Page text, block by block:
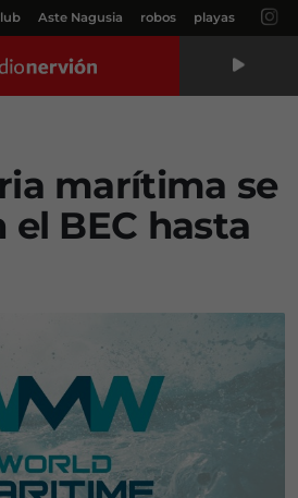
Aste Nagusia robos playas
marítima se
BEC hasta